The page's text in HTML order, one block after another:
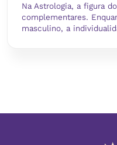
Na Astrologia, a figura
complementares.
masculino, a